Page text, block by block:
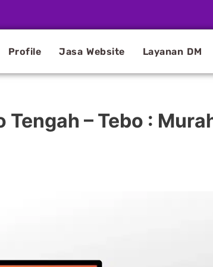
Profile Jasa Website Layanan DM
– Tebo :